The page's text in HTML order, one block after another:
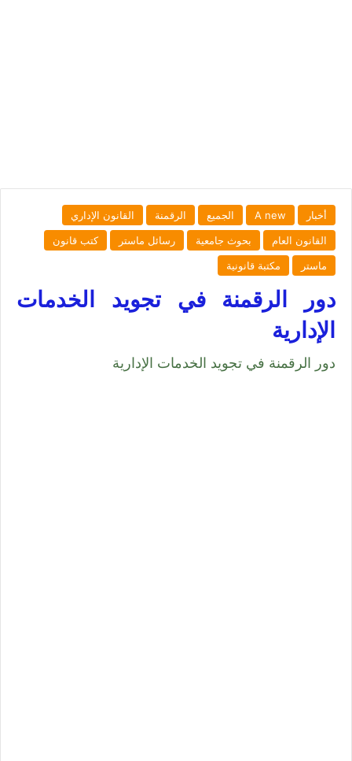
أخبار A new الجميع الرقمنة
القانون الإداري
القانون العام
بحوث جامعية رسائل ماستر
كتب قانون
ماستر
مكتبة قانونية
دور الرقمنة في تجويد الخدمات
الإدارية
دور الرقمنة في تجويد الخدمات الإدارية